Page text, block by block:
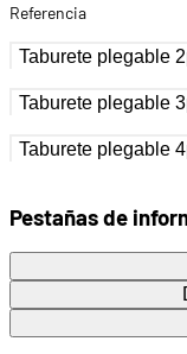
Referencia
Taburete plegable
Taburete plegable
Taburete plegable
Pestañas de